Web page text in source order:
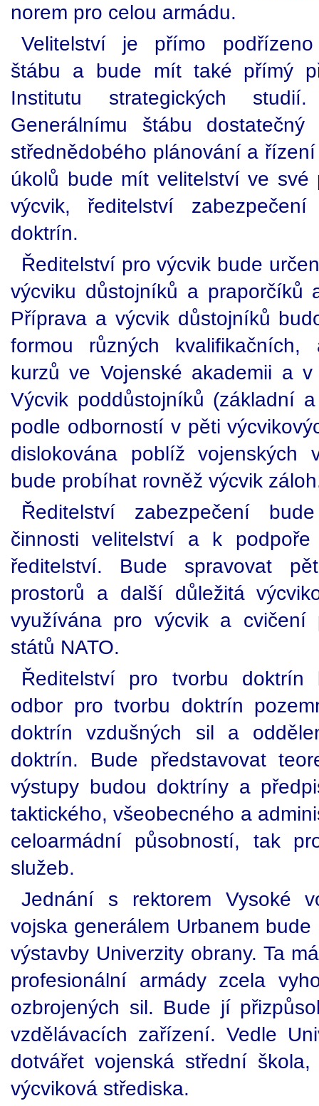
norem pro celou armádu.
Velitelství je přímo
štábu a bude mít také přímý
Institutu strategických
Generálnímu štábu
střednědobého plánování a
úkolů bude mít velitelství ve své
výcvik, ředitelství
doktrín.
Ředitelství pro výcvik bude
výcviku důstojníků a praporčíků
Příprava a výcvik důstojníků
formou různých kvalifikačních,
kurzů ve Vojenské akademii a
Výcvik poddůstojníků (základní
podle odborností v pěti
dislokována poblíž vojenských
bude probíhat rovněž výcvik
Ředitelství zabezpečení
činnosti velitelství a k
ředitelství. Bude spravovat
prostorů a další důležitá
využívána pro výcvik a cvičení
států NATO.
Ředitelství pro tvorbu
odbor pro tvorbu doktrín
doktrín vzdušných sil a
doktrín. Bude představovat
výstupy budou doktríny a
taktického, všeobecného a
celoarmádní působností, tak
služeb.
Jednání s rektorem Vysoké
vojska generálem Urbanem
výstavby Univerzity obrany. Ta
profesionální armády zcela
ozbrojených sil. Bude jí
vzdělávacích zařízení. Vedle
dotvářet vojenská střední
výcviková střediska.